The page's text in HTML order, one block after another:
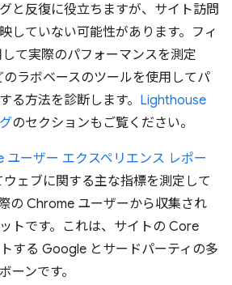
と反復に役立ちますが、サイト訪問
していない可能性があります。フィ
て実際のパフォーマンスを測定
ラボベースのツールを使用してパ
る方法を診断します。 Lighthouse
のセクションもご覧ください。
ユーザー エクスペリエンス レポー
ウェブに関する主な指標を測定して
の Chrome ユーザーから収集され
トです。これは、サイトの Core
する Google とサードパーティの多
ーンです。